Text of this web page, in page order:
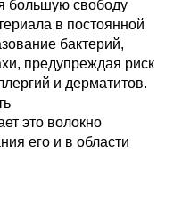
большую свободу
в постоянной
бактерий,
предупреждая риск
и дерматитов.
это волокно
его и в области